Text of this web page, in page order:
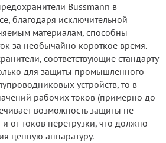
Bussmann в
благодаря исключительной
материалам, способны
за необычайно короткое время.
соответствующие стандарту
для защиты промышленного
устройств, то в
рабочих токов (примерно до
возможность защиты не
от токов перегрузки, что должно
ценную аппаратуру.